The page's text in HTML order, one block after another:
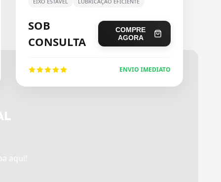
SOB
CONSULTA
COMPRE
AGORA
ENVIO IMEDIATO
aqui!